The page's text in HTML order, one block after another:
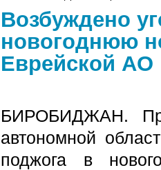
Возбуждено
новогоднюю
Еврейской АО
БИРОБИДЖАН.
автономной
поджога в